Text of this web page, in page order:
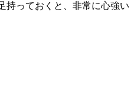
持っておくと、非常に心強い